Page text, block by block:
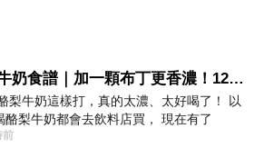
酪梨牛奶食譜｜加一顆布丁更香濃！120秒完成飲料店級酪梨奶昔｜imami 旗艦豆漿機
梨牛奶這樣打，真的太濃、太好喝了！ 以
酪梨牛奶都會去飲料店買， 現在有了
健康煮藝｜旗艦破壁智慧養生豆漿機，
前